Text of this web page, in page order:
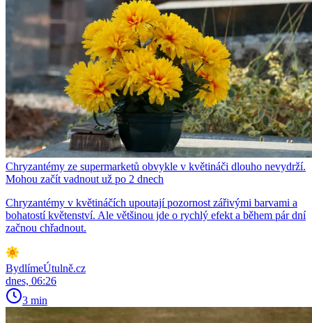
Chryzantémy ze supermarketů obvykle v květináči dlouho nevydrží.
Mohou začít vadnout už po 2 dnech
Chryzantémy v květináčích upoutají pozornost zářivými barvami a
bohatostí květenství. Ale většinou jde o rychlý efekt a během pár dní
začnou chřadnout.
BydlímeÚtulně.cz
dnes, 06:26
3 min